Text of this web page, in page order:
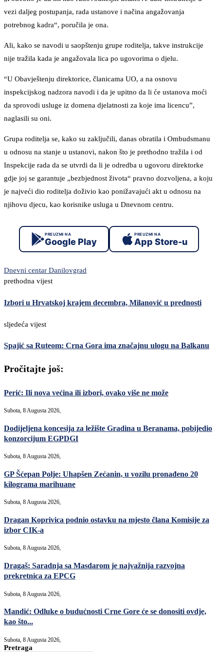
vezi daljeg postupanja, rada ustanove i načina angažovanja
potrebnog kadra“, poručila je ona.
Ali, kako se navodi u saopštenju grupe roditelja, takve instrukcije
nije tražila kada je angažovala lica po ugovorima o djelu.
“U Obavještenju direktorice, članicama UO, a na osnovu
inspekcijskog nadzora navodi i da je upitno da li će ustanova moći
da sprovodi usluge iz domena djelatnosti za koje ima licencu”,
naglasili su oni.
Grupa roditelja se, kako su zaključili, danas obratila i Ombudsmanu
u odnosu na stanje u ustanovi, nakon što je prethodno tražila i od
Inspekcije rada da se utvrdi da li je odredba u ugovoru direktorke
gdje joj se garantuje „bezbjednost života“ pravno dozvoljena, a koju
je najveći dio roditelja doživio kao ponižavajući akt u odnosu na
njihovu djecu, kao korisnike usluga u Dnevnom centru.
PREUZMI NA
Google Play
PREUZMI NA
App Store-u
Dnevni centar Danilovgrad
prethodna vijest
Izbori u Hrvatskoj krajem decembra, Milanović u prednosti
sljedeća vijest
Spajić sa Ruteom: Crna Gora ima značajnu ulogu na Balkanu
Pročitajte još:
Perić: Ili nova većina ili izbori, ovako više ne može
Subota, 8 Augusta 2026,
Dodijeljena koncesija za ležište Gradina u Beranama, pobijedio
konzorcijum EGPDGI
Subota, 8 Augusta 2026,
GP Šćepan Polje: Uhapšen Zećanin, u vozilu pronađeno 20
kilograma marihuane
Subota, 8 Augusta 2026,
Dragan Koprivica podnio ostavku na mjesto člana Komisije za
izbor CIK-a
Subota, 8 Augusta 2026,
Dragaš: Saradnja sa Masdarom je najvažnija razvojna
prekretnica za EPCG
Subota, 8 Augusta 2026,
Mandić: Odluke o budućnosti Crne Gore će se donositi ovdje,
kao što...
Subota, 8 Augusta 2026,
Pretraga